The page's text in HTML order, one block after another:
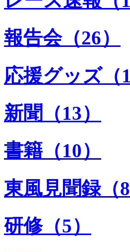
報告会（26）
応援グッズ（
新聞（13）
書籍（10）
東風見聞録（
研修（5）